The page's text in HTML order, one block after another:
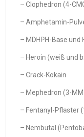
– Clophedron (4-
– Amphetamin-
– MDHPH-Base und
– Heroin (weiß und
– Crack-Kokain
– Mephedron (3-
– Fentanyl-Pflaster
– Nembutal